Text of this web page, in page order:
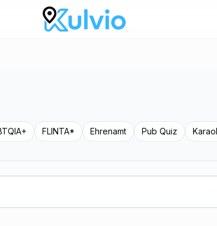
FLINTA* Ehrenamt Pub Quiz